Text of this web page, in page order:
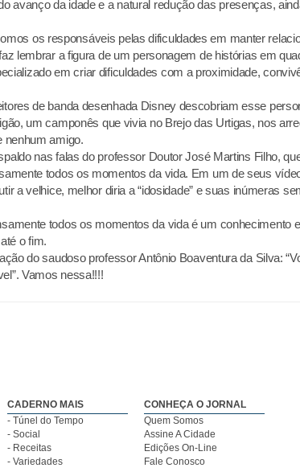
avanço da idade e a natural redução das presenças,
os responsáveis pelas dificuldades em manter
lembrar a figura de um personagem de histórias em
em criar dificuldades com a proximidade,
de banda desenhada Disney descobriam esse
um camponês que vivia no Brejo das Urtigas, nos
nenhum amigo.
nas falas do professor Doutor José Martins Filho,
todos os momentos da vida. Em um de seus
a velhice, melhor diria a “idosidade” e suas inúmeras
todos os momentos da vida é um conhecimento
o fim.
do saudoso professor Antônio Boaventura da Silva:
Vamos nessa!!!!
CADERNO MAIS
- Túnel do Tempo
- Social
- Receitas
- Variedades
CONHEÇA O JORNAL
Quem Somos
Assine A Cidade
Edições On-Line
Fale Conosco